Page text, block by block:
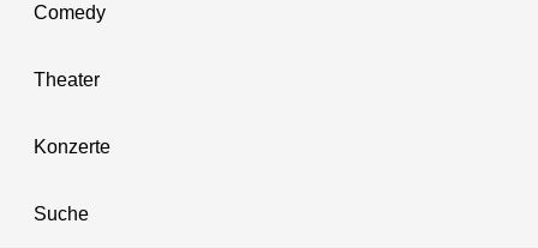
Comedy
Theater
Konzerte
Suche